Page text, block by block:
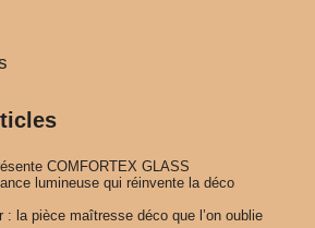
COMFORTEX GLASS
lumineuse qui réinvente la déco
: la pièce maîtresse déco que l’on oublie